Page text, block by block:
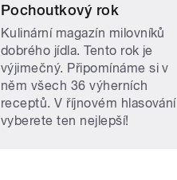
Pochoutkový rok
Kulinární magazín milovníků
dobrého jídla. Tento rok je
výjimečný. Připomínáme si v
něm všech 36 výherních
receptů. V říjnovém hlasování
vyberete ten nejlepší!